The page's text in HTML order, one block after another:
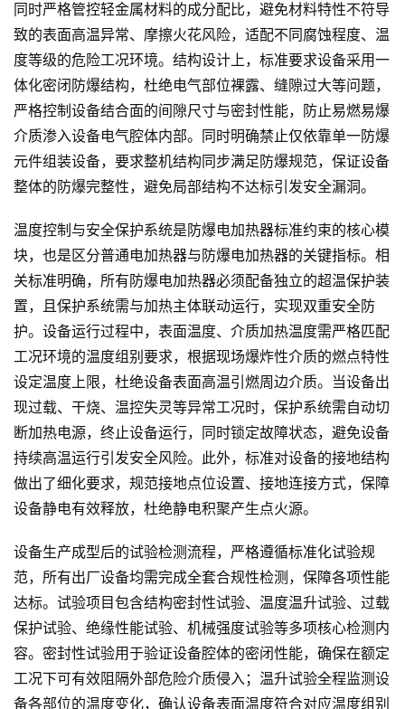
同时严格管控轻金属材料的成分配比，避免材料特性不符导
致的表面高温异常、摩擦火花风险，适配不同腐蚀程度、温
度等级的危险工况环境。结构设计上，标准要求设备采用一
体化密闭防爆结构，杜绝电气部位裸露、缝隙过大等问题，
严格控制设备结合面的间隙尺寸与密封性能，防止易燃易爆
介质渗入设备电气腔体内部。同时明确禁止仅依靠单一防爆
元件组装设备，要求整机结构同步满足防爆规范，保证设备
整体的防爆完整性，避免局部结构不达标引发安全漏洞。
温度控制与安全保护系统是防爆电加热器标准约束的核心模
块，也是区分普通电加热器与防爆电加热器的关键指标。相
关标准明确，所有防爆电加热器必须配备独立的超温保护装
置，且保护系统需与加热主体联动运行，实现双重安全防
护。设备运行过程中，表面温度、介质加热温度需严格匹配
工况环境的温度组别要求，根据现场爆炸性介质的燃点特性
设定温度上限，杜绝设备表面高温引燃周边介质。当设备出
现过载、干烧、温控失灵等异常工况时，保护系统需自动切
断加热电源，终止设备运行，同时锁定故障状态，避免设备
持续高温运行引发安全风险。此外，标准对设备的接地结构
做出了细化要求，规范接地点位设置、接地连接方式，保障
设备静电有效释放，杜绝静电积聚产生点火源。
设备生产成型后的试验检测流程，严格遵循标准化试验规
范，所有出厂设备均需完成全套合规性检测，保障各项性能
达标。试验项目包含结构密封性试验、温度温升试验、过载
保护试验、绝缘性能试验、机械强度试验等多项核心检测内
容。密封性试验用于验证设备腔体的密闭性能，确保在额定
工况下可有效阻隔外部危险介质侵入；温升试验全程监测设
备各部位的温度变化，确认设备表面温度符合对应温度组别